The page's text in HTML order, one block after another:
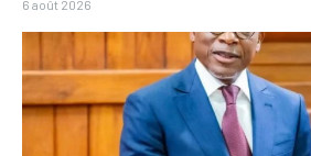
6 août 2026